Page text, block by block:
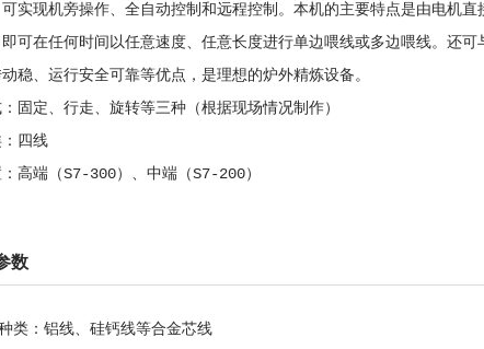
实现机旁操作、全自动控制和远程控制。本机的主要特点是由电机
可在任何时间以任意速度、任意长度进行单边喂线或多边喂线。还
稳、运行安全可靠等优点，是理想的炉外精炼设备。
固定、行走、旋转等三种（根据现场情况制作）
四线
高端（S7-300）、中端（S7-200）
数
类：铝线、硅钙线等合金芯线